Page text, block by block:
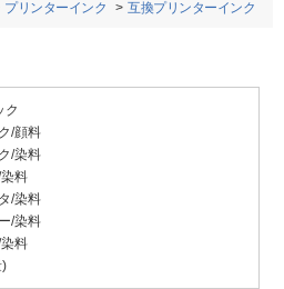
プリンターインク 互換プリンターインク
ク
/顔料
/染料
料
/染料
/染料
料
)